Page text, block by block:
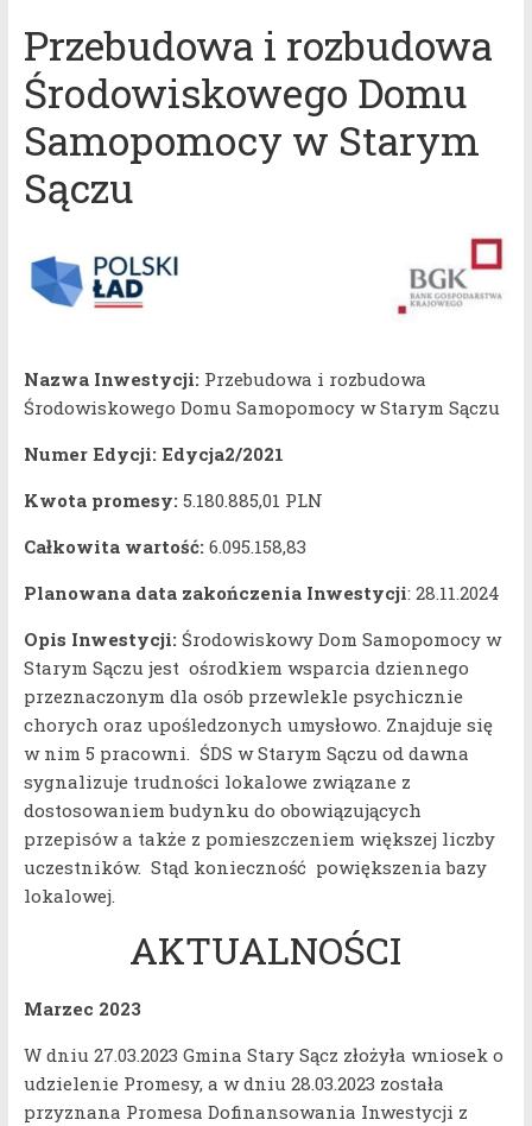
Przebudowa i rozbudowa
Środowiskowego Domu
Samopomocy w Starym
Sączu
Nazwa Inwestycji:Przebudowa i rozbudowa
Środowiskowego Domu Samopomocy w Starym Sączu
Numer Edycji: Edycja2/2021
Kwota promesy:5.180.885,01 PLN
Całkowita wartość:6.095.158,83
Planowana data zakończenia Inwestycji: 28.11.2024
Opis Inwestycji:Środowiskowy Dom Samopomocy w
Starym Sączu jest ośrodkiem wsparcia dziennego
przeznaczonym dla osób przewlekle psychicznie
chorych oraz upośledzonych umysłowo. Znajduje się
w nim 5 pracowni. ŚDS w Starym Sączu od dawna
sygnalizuje trudności lokalowe związane z
dostosowaniem budynku do obowiązujących
przepisów a także z pomieszczeniem większej liczby
uczestników. Stąd konieczność powiększenia bazy
lokalowej.
AKTUALNOŚCI
Marzec 2023
W dniu 27.03.2023 Gmina Stary Sącz złożyła wniosek o
udzielenie Promesy, a w dniu 28.03.2023 została
przyznana Promesa Dofinansowania Inwestycji z